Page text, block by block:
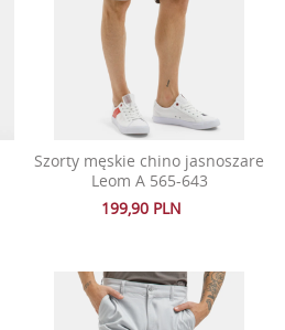
Szorty męskie chino jasnoszare
Leom A 565-643
199,90 PLN